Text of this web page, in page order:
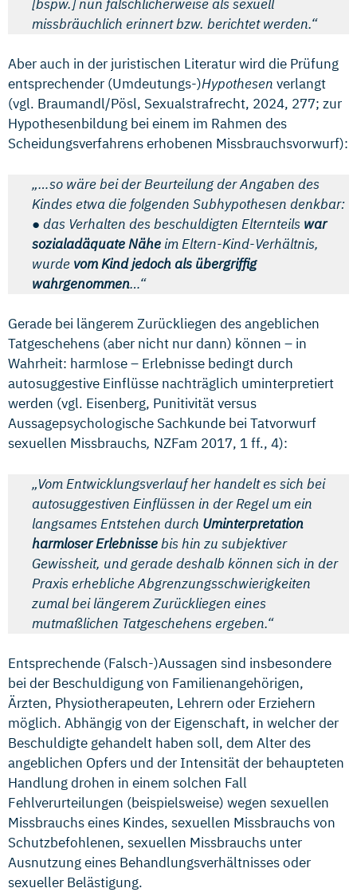
[bspw.] nun fälschlicherweise als sexuell
missbräuchlich erinnert bzw. berichtet werden.“
Aber auch in der juristischen Literatur wird die Prüfung
entsprechender (Umdeutungs-)Hypothesen verlangt
(vgl. Braumandl/Pösl, Sexualstrafrecht, 2024, 277; zur
Hypothesenbildung bei einem im Rahmen des
Scheidungsverfahrens erhobenen Missbrauchsvorwurf):
„…so wäre bei der Beurteilung der Angaben des
Kindes etwa die folgenden Subhypothesen denkbar:
● das Verhalten des beschuldigten Elternteils war
sozialadäquate Nähe im Eltern-Kind-Verhältnis,
wurde vom Kind jedoch als übergriffig
wahrgenommen…“
Gerade bei längerem Zurückliegen des angeblichen
Tatgeschehens (aber nicht nur dann) können – in
Wahrheit: harmlose – Erlebnisse bedingt durch
autosuggestive Einflüsse nachträglich uminterpretiert
werden (vgl. Eisenberg, Punitivität versus
Aussagepsychologische Sachkunde bei Tatvorwurf
sexuellen Missbrauchs, NZFam 2017, 1 ff., 4):
„Vom Entwicklungsverlauf her handelt es sich bei
autosuggestiven Einflüssen in der Regel um ein
langsames Entstehen durch Uminterpretation
harmloser Erlebnissebis hin zu subjektiver
Gewissheit, und gerade deshalb können sich in der
Praxis erhebliche Abgrenzungsschwierigkeiten
zumal bei längerem Zurückliegen eines
mutmaßlichen Tatgeschehens ergeben.“
Entsprechende (Falsch-)Aussagen sind insbesondere
bei der Beschuldigung von Familienangehörigen,
Ärzten, Physiotherapeuten, Lehrern oder Erziehern
möglich. Abhängig von der Eigenschaft, in welcher der
Beschuldigte gehandelt haben soll, dem Alter des
angeblichen Opfers und der Intensität der behaupteten
Handlung drohen in einem solchen Fall
Fehlverurteilungen (beispielsweise) wegen sexuellen
Missbrauchs eines Kindes, sexuellen Missbrauchs von
Schutzbefohlenen, sexuellen Missbrauchs unter
Ausnutzung eines Behandlungsverhältnisses oder
sexueller Belästigung.